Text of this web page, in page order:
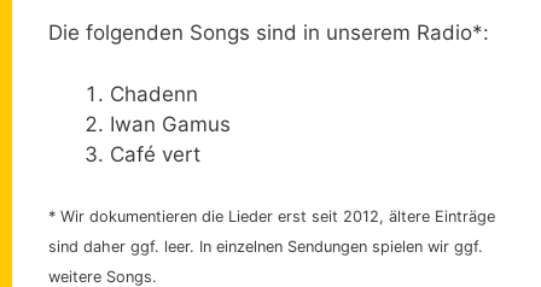
Die folgenden Songs sind in unserem Radio*:
Chadenn
Iwan Gamus
Café vert
* Wir dokumentieren die Lieder erst seit 2012, ältere Einträge
sind daher ggf. leer. In einzelnen Sendungen spielen wir ggf.
weitere Songs.